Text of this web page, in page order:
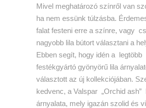
Mivel meghatározó színről van
ha nem essünk túlzásba.
falat festeni erre a színre, vagy
nagyobb lila bútort választani a
Ebben segít, hogy idén a legtöbb
festékgyártó gyönyörű lila
választott az új kollekciójában.
kedvenc, a Valspar „Orchid ash”
árnyalata, mely igazán szolid és